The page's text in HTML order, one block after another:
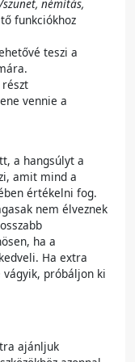
némítás,
funkciókhoz
teszi a
részt
vennie a
a hangsúlyt a
amit mind a
értékelni fog.
nem élveznek
ha a
Ha extra
próbáljon ki
ajánljuk